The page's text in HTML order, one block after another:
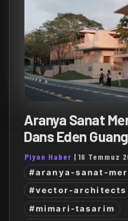
Aranya Sanat
Dans Eden
Piyon Haber |16 Temmuz
#aranya-sanat-
#vector-architects
#mimari-tasarim